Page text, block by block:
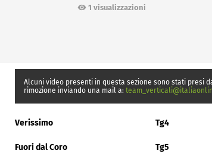
1 visualizzazioni
Alcuni video presenti in questa sezione sono stati presi
rimozione inviando una mail a:
Verissimo Tg4
Fuori dal Coro Tg5